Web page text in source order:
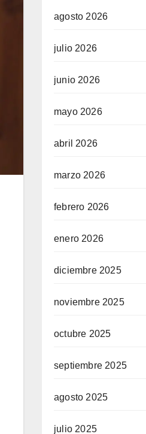
agosto 2026
julio 2026
junio 2026
mayo 2026
abril 2026
marzo 2026
febrero 2026
enero 2026
diciembre 2025
noviembre 2025
octubre 2025
septiembre 2025
agosto 2025
julio 2025